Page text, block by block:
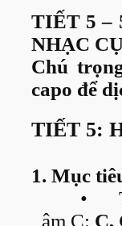
TIẾT 5 –
NHẠC
Chú
capo để
TIẾT 5:
1. Mục
•
âm C: C,